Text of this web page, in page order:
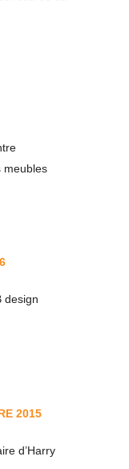
meubles
design
2015
d’Harry